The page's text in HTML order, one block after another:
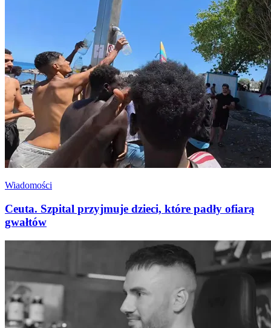
Wiadomości
Ceuta. Szpital przyjmuje dzieci, które padły ofiarą
gwałtów